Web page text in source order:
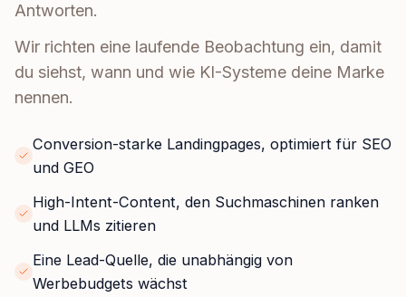
Antworten.
Wir richten eine laufende Beobachtung ein, damit
du siehst, wann und wie KI-Systeme deine Marke
nennen.
Conversion-starke Landingpages, optimiert für SEO
und GEO
High-Intent-Content, den Suchmaschinen ranken
und LLMs zitieren
Eine Lead-Quelle, die unabhängig von
Werbebudgets wächst